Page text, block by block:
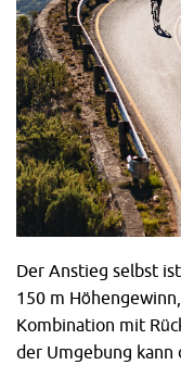
Der Anstieg selbst
150 m
Kombination mit
der Umgebung kann